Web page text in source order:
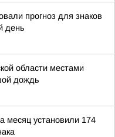
прогноз для знаков
день
области местами
дождь
месяц установили 174